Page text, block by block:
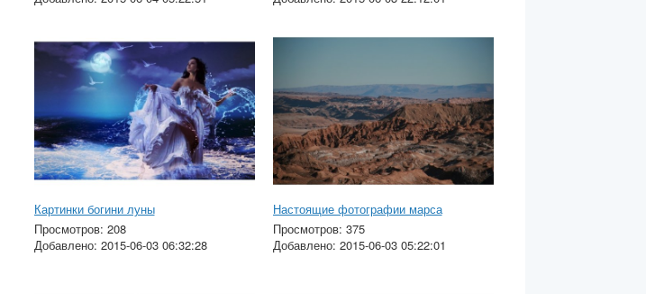
Картинки богини луны
Просмотров: 208
Добавлено: 2015-06-03 06:32:28
Настоящие фотографии марса
Просмотров: 375
Добавлено: 2015-06-03 05:22:01